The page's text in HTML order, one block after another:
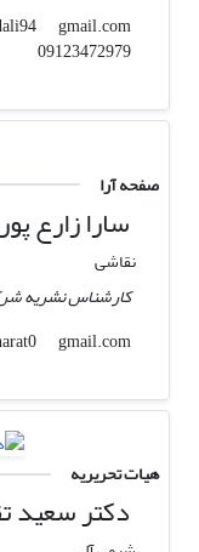
fatmadali94
gmail.com
09123472979
صفحه آرا
سارا زارع پور
نقاشی
کارشناس نشریه
entesharat0
gmail.com
هیات تحریریه
دکتر سعید